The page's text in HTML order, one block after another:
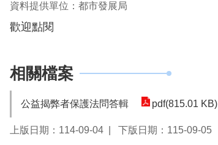
資料提供單位：都市發展局
歡迎點閱
相關檔案
公益揭弊者保護法問答輯 pdf(815.01 KB)
上版日期：114-09-04 下版日期：115-09-05